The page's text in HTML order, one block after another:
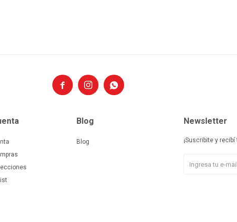
  
Blog
Blog
Newsletter
¡Suscribite y